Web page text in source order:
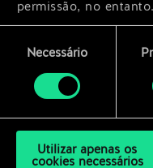
permissão, no entanto.
Você encontrará
consentimento
Necessário
Utilizar apenas os
cookies necessários